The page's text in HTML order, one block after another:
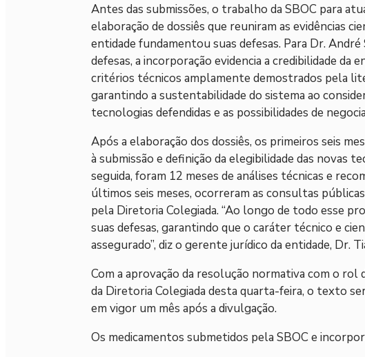
Antes das submissões, o trabalho da SBOC para
elaboração de dossiês que reuniram as evidências
entidade fundamentou suas defesas. Para Dr.
defesas, a incorporação evidencia a credibilidade da
critérios técnicos amplamente demostrados pela
garantindo a sustentabilidade do sistema ao
tecnologias defendidas e as possibilidades de
Após a elaboração dos dossiês, os primeiros seis
à submissão e definição da elegibilidade das novas
seguida, foram 12 meses de análises técnicas e
últimos seis meses, ocorreram as consultas
pela Diretoria Colegiada. “Ao longo de todo esse
suas defesas, garantindo que o caráter técnico e
assegurado”, diz o gerente jurídico da entidade, Dr.
Com a aprovação da resolução normativa com o
da Diretoria Colegiada desta quarta-feira, o texto
em vigor um mês após a divulgação.
Os medicamentos submetidos pela SBOC e